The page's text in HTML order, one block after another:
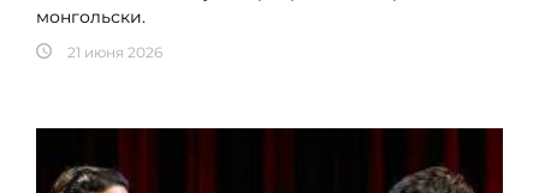
монгольски.
21 июня 2026